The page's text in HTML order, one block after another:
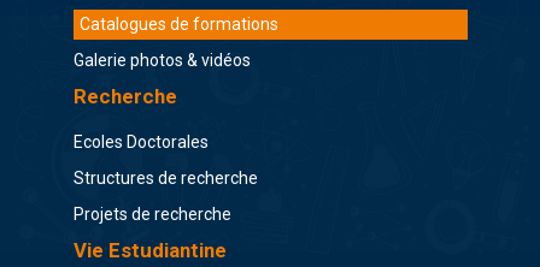
Catalogues de formations
Galerie photos & vidéos
Recherche
Ecoles Doctorales
Structures de recherche
Projets de recherche
Vie Estudiantine